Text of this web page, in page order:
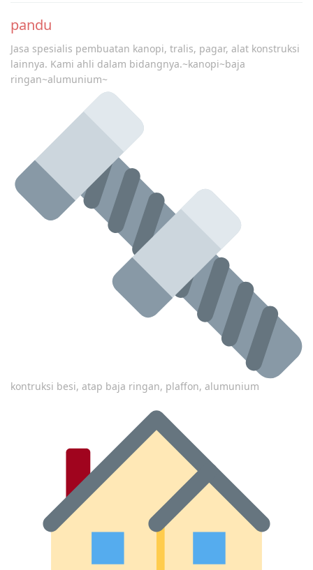
navigation
pandu
Jasa spesialis pembuatan kanopi, tralis, pagar, alat konstruksi
lainnya. Kami ahli dalam bidangnya.~kanopi~baja
ringan~alumunium~
kontruksi besi, atap baja ringan, plaffon, alumunium